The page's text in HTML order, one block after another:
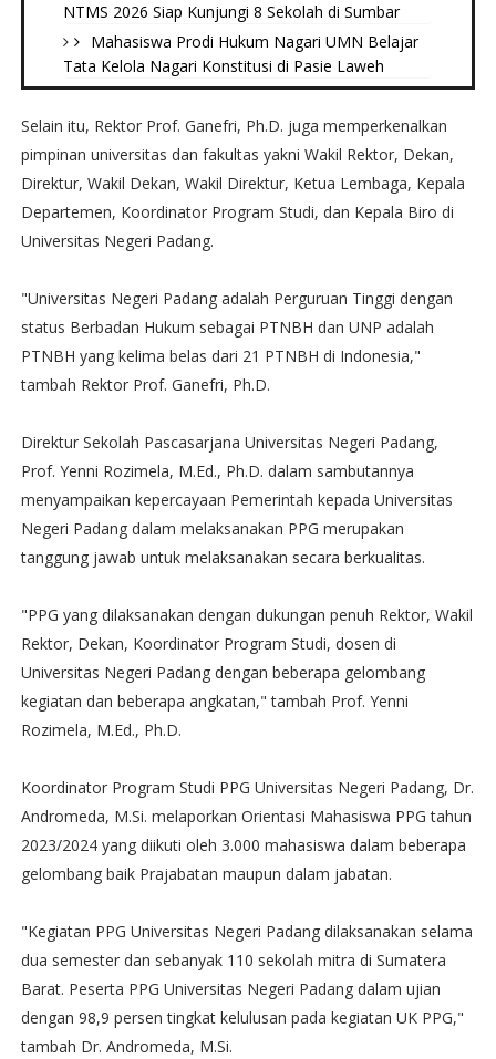
NTMS 2026 Siap Kunjungi 8 Sekolah di Sumbar
Mahasiswa Prodi Hukum Nagari UMN Belajar
Tata Kelola Nagari Konstitusi di Pasie Laweh ‎
Selain itu, Rektor Prof. Ganefri, Ph.D. juga memperkenalkan
pimpinan universitas dan fakultas yakni Wakil Rektor, Dekan,
Direktur, Wakil Dekan, Wakil Direktur, Ketua Lembaga, Kepala
Departemen, Koordinator Program Studi, dan Kepala Biro di
Universitas Negeri Padang.
"Universitas Negeri Padang adalah Perguruan Tinggi dengan
status Berbadan Hukum sebagai PTNBH dan UNP adalah
PTNBH yang kelima belas dari 21 PTNBH di Indonesia,"
tambah Rektor Prof. Ganefri, Ph.D.
Direktur Sekolah Pascasarjana Universitas Negeri Padang,
Prof. Yenni Rozimela, M.Ed., Ph.D. dalam sambutannya
menyampaikan kepercayaan Pemerintah kepada Universitas
Negeri Padang dalam melaksanakan PPG merupakan
tanggung jawab untuk melaksanakan secara berkualitas.
"PPG yang dilaksanakan dengan dukungan penuh Rektor, Wakil
Rektor, Dekan, Koordinator Program Studi, dosen di
Universitas Negeri Padang dengan beberapa gelombang
kegiatan dan beberapa angkatan," tambah Prof. Yenni
Rozimela, M.Ed., Ph.D.
Koordinator Program Studi PPG Universitas Negeri Padang, Dr.
Andromeda, M.Si. melaporkan Orientasi Mahasiswa PPG tahun
2023/2024 yang diikuti oleh 3.000 mahasiswa dalam beberapa
gelombang baik Prajabatan maupun dalam jabatan.
"Kegiatan PPG Universitas Negeri Padang dilaksanakan selama
dua semester dan sebanyak 110 sekolah mitra di Sumatera
Barat. Peserta PPG Universitas Negeri Padang dalam ujian
dengan 98,9 persen tingkat kelulusan pada kegiatan UK PPG,"
tambah Dr. Andromeda, M.Si.